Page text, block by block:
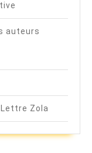
auteurs
Zola